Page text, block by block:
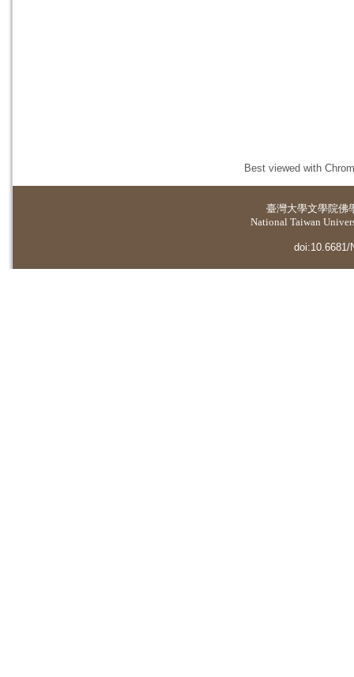
Best viewed with
臺灣大學文學院佛
National Taiwan
doi:10.6681/